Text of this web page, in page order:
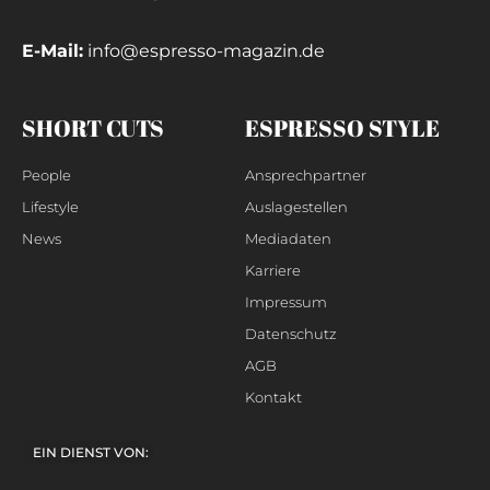
E-Mail: info@espresso-magazin.de
SHORT CUTS
People
Lifestyle
News
ESPRESSO STYLE
Ansprechpartner
Auslagestellen
Mediadaten
Karriere
Impressum
Datenschutz
AGB
Kontakt
EIN DIENST VON: